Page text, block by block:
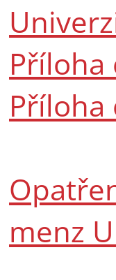
Příloha
Příloha
menz